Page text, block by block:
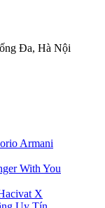
Đa, Hà Nội
Armani
With You
X